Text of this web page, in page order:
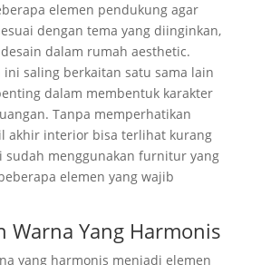
elemen pendukung agar
dengan tema yang diinginkan,
dalam rumah aesthetic.
ini saling berkaitan satu sama lain
dalam membentuk karakter
Tanpa memperhatikan
akhir interior bisa terlihat kurang
sudah menggunakan furnitur yang
elemen yang wajib
Warna Yang Harmonis
yang harmonis menjadi elemen